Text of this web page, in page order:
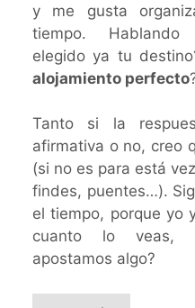
y me gusta
tiempo. Hablando
elegido ya tu
alojamiento perfecto
Tanto si la
afirmativa o no, creo
(si no es para está
findes, puentes…).
el tiempo, porque yo
cuanto lo veas,
apostamos algo?